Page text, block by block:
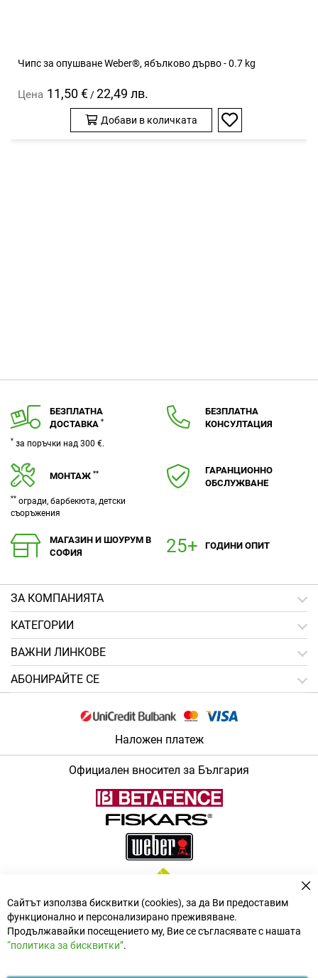
Чипс за опушване Weber®, ябълково дърво - 0.7 kg
Цена 11,50 €/22,49 лв.
Добави в количката
Добави
БЕЗПЛАТНА
ДОСТАВКА *
* за поръчки над 300 €.
БЕЗПЛАТНА
КОНСУЛТАЦИЯ
МОНТАЖ **
** огради, барбекюта, детски
съоръжения
ГАРАНЦИОННО
ОБСЛУЖВАНЕ
МАГАЗИН И ШОУРУМ В
СОФИЯ
ГОДИНИ ОПИТ
ЗA КОМПАНИЯТА
КАТЕГОРИИ
ВАЖНИ ЛИНКОВЕ
АБОНИРАЙТЕ СЕ
Наложен платеж
Официален вносител за България
Сайтът използва бисквитки (cookies), за да Ви предоставим
функционално и персонализирано преживяване.
Продължавайки посещението му, Вие се съгласявате с нашата
“политика за бисквитки”.